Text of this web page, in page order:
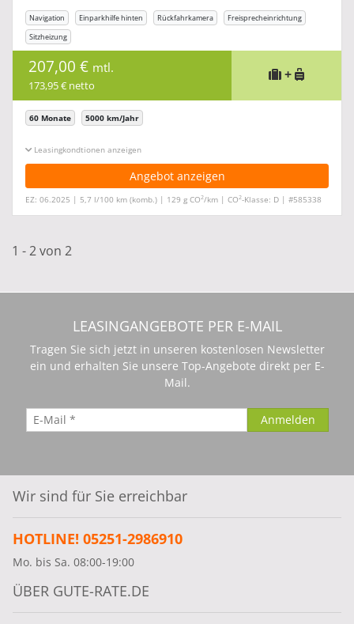
Navigation Einparkhilfe hinten Rückfahrkamera
Freisprecheinrichtung
Sitzheizung
207,00 € mtl.
173,95 € netto
+
60 Monate 5000 km/Jahr
Leasingkonditionen ein-/ausblenden
Angebot anzeigen
EZ: 06.2025 | 5,7 l/100 km (komb.) | 129 g CO2/km | CO2-Klasse: D | #585338
1 - 2 von 2
LEASINGANGEBOTE PER E-MAIL
Tragen Sie sich jetzt in unseren kostenlosen Newsletter
ein und erhalten Sie unsere Top-Angebote direkt per E-
Mail.
Wir sind für Sie erreichbar
HOTLINE! 05251-2986910
Mo. bis Sa. 08:00-19:00
ÜBER GUTE-RATE.DE